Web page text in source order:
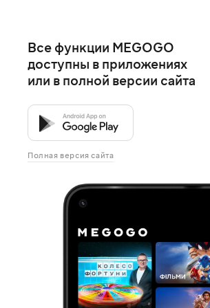
Все функции MEGOGO
доступны в приложениях
или в полной версии сайта
Полная версия сайта